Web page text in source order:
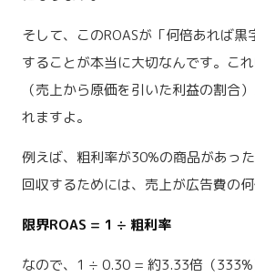
そして、このROASが「何倍あれば
することが本当に大切なんです。こ
（売上から原価を引いた利益の割合
れますよ。
例えば、粗利率が30%の商品があっ
回収するためには、売上が広告費の
限界ROAS = 1 ÷ 粗利率
なので、1 ÷ 0.30 = 約3.33倍（